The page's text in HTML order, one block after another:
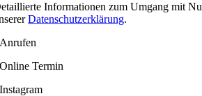
Informationen zum Umgang mit
Datenschutzerklärung.
Anrufen
Online Termin
Instagram